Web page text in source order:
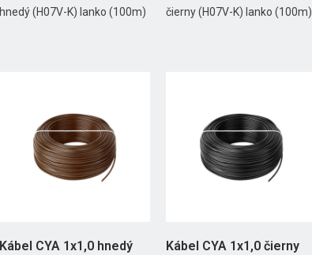
hnedý (H07V-K) lanko (100m)
čierny (H07V-K) lanko (100m)
Kábel CYA 1x1,0 hnedý
Kábel CYA 1x1,0 čierny